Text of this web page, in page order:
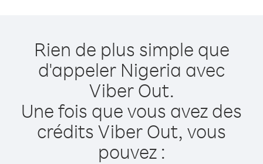
Rien de plus simple que
d'appeler Nigeria avec
Viber Out.
Une fois que vous avez des
crédits Viber Out, vous
pouvez :